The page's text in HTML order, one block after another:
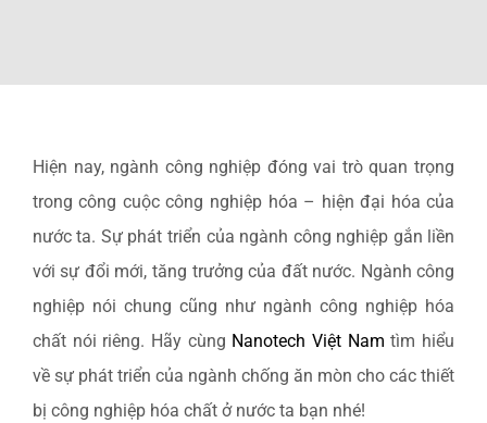
Liên hệ
Hiện nay, ngành công nghiệp đóng vai trò quan trọng
trong công cuộc công nghiệp hóa – hiện đại hóa của
nước ta. Sự phát triển của ngành công nghiệp gắn liền
với sự đổi mới, tăng trưởng của đất nước. Ngành công
nghiệp nói chung cũng như ngành công nghiệp hóa
chất nói riêng. Hãy cùng Nanotech Việt Nam tìm hiểu
về sự phát triển của ngành chống ăn mòn cho các thiết
bị công nghiệp hóa chất ở nước ta bạn nhé!